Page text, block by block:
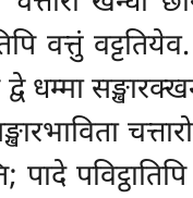
वत्तुं
द्वे धम्मा